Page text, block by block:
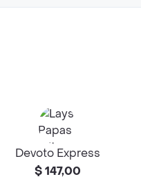
Devoto Express
$ 147,00